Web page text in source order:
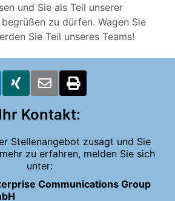
und Sie als Teil unserer
zu dürfen. Wagen Sie
Sie Teil unseres Teams!
Kontakt:
Stellenangebot zusagt und Sie
zu erfahren, melden Sie sich
unter:
Communications Group